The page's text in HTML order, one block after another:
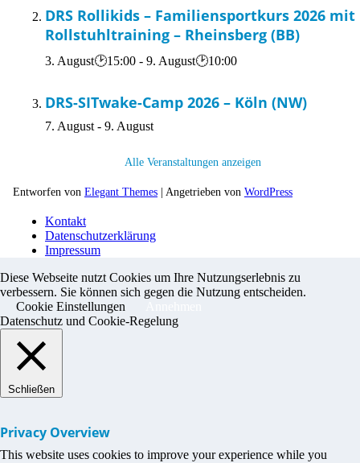
DRS Rollikids – Familiensportkurs 2026 mit
Rollstuhltraining – Rheinsberg (BB)
3. August🕑15:00 - 9. August🕑10:00
DRS-SITwake-Camp 2026 – Köln (NW)
7. August - 9. August
Alle Veranstaltungen anzeigen
Entworfen von Elegant Themes | Angetrieben von WordPress
Kontakt
Datenschutzerklärung
Impressum
Diese Webseite nutzt Cookies um Ihre Nutzungserlebnis zu
verbessern. Sie können sich gegen die Nutzung entscheiden.
Cookie Einstellungen
Datenschutz und Cookie-Regelung
Schließen
Privacy Overview
This website uses cookies to improve your experience while you